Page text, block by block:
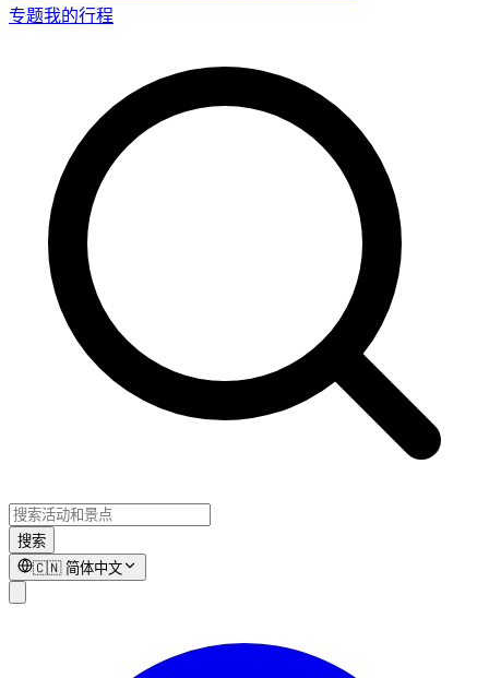
专题我的行程
搜索
🇨🇳 简体中文